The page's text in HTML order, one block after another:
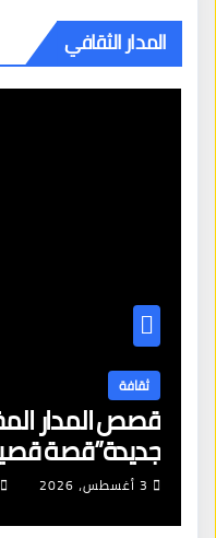
المدار الثقافي
ثقافة
قصص المدار
جديدة”قصة
3 أغسطس، 2026